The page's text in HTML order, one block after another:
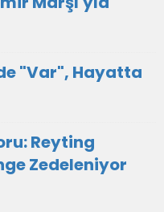
"Var", Hayatta
Reyting
Zedeleniyor